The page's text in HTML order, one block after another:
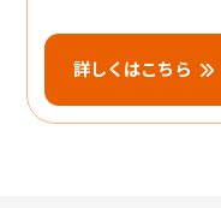
詳しくはこちら